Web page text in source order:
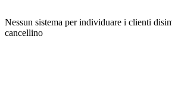
Nessun sistema per individuare i clienti
cancellino